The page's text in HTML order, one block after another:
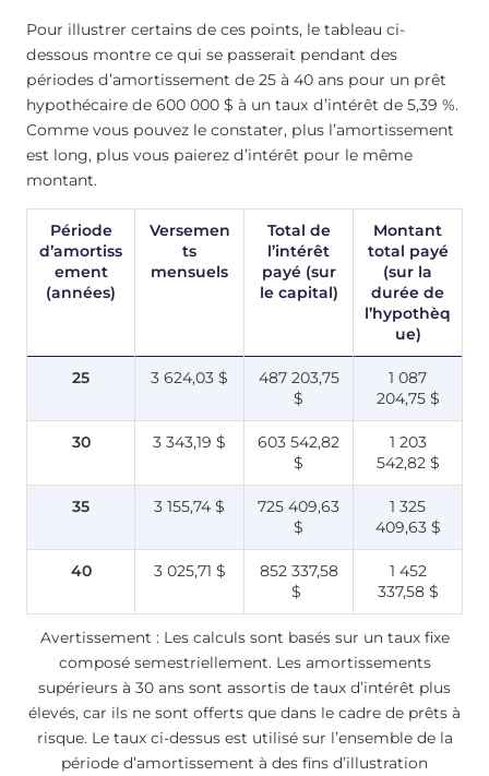
Pour illustrer certains de ces points, le tableau ci-
dessous montre ce qui se passerait pendant des
périodes d’amortissement de 25 à 40 ans pour un prêt
hypothécaire de 600 000 $ à un taux d’intérêt de 5,39 %.
Comme vous pouvez le constater, plus l’amortissement
est long, plus vous paierez d’intérêt pour le même
montant.
Période
d’amortiss
ement
(années)
Versemen
ts
mensuels
Total de
l’intérêt
payé (sur
le capital)
Montant
total payé
(sur la
durée de
l’hypothèq
ue)
25 3 624,03 $
487 203,75
$
1 087
204,75 $
30 3 343,19 $
603 542,82
$
1 203
542,82 $
35 3 155,74 $
725 409,63
$
1 325
409,63 $
40 3 025,71 $
852 337,58
$
1 452
337,58 $
Avertissement : Les calculs sont basés sur un taux fixe
composé semestriellement. Les amortissements
supérieurs à 30 ans sont assortis de taux d’intérêt plus
élevés, car ils ne sont offerts que dans le cadre de prêts à
risque. Le taux ci-dessus est utilisé sur l’ensemble de la
période d’amortissement à des fins d’illustration